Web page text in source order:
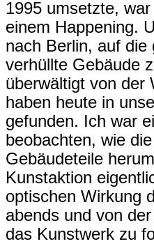
1995 umsetzte,
einem Happening.
nach Berlin, auf
verhüllte Gebäude
überwältigt von der
haben heute in
gefunden. Ich war
beobachten, wie
Gebäudeteile
Kunstaktion
optischen Wirkung
abends und von
das Kunstwerk zu